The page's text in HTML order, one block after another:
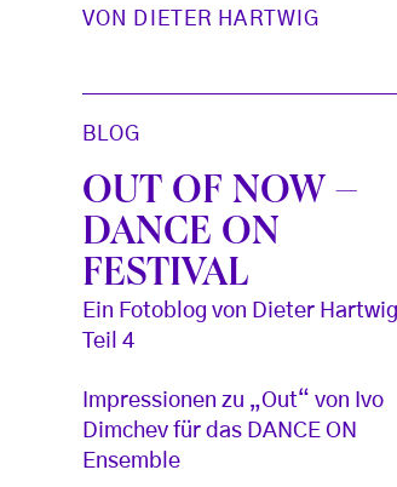
VON
DIETER HARTWIG
BLOG
OUT OF NOW –
DANCE ON
FESTIVAL
Ein Fotoblog von Dieter
Teil 4
Impressionen zu „Out“ von Ivo
Dimchev für das DANCE ON
Ensemble